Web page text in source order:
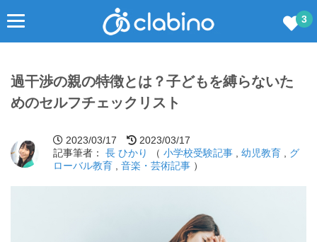
3
過干渉の親の特徴とは？子どもを縛らないた
めのセルフチェックリスト
2023/03/17
2023/03/17
記事筆者：
長 ひかり （ 小学校受験記事 幼児教育
グ
ローバル教育
音楽・芸術記事 ）